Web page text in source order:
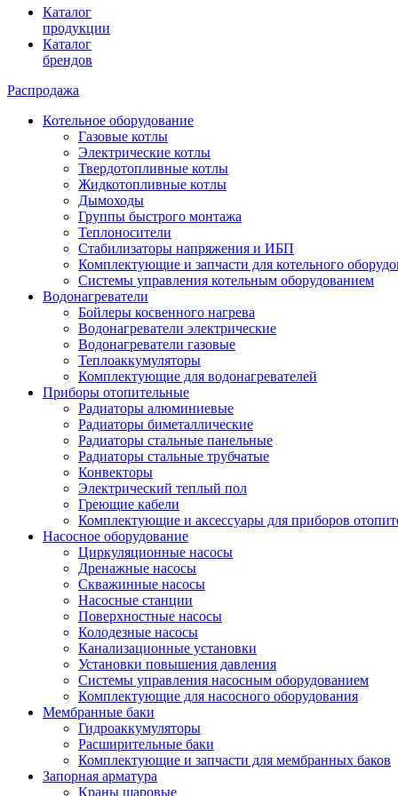
Каталог
продукции
Каталог
брендов
Распродажа
Котельное оборудование
Газовые котлы
Электрические котлы
Твердотопливные котлы
Жидкотопливные котлы
Дымоходы
Группы быстрого монтажа
Теплоносители
Стабилизаторы напряжения и ИБП
Комплектующие и запчасти для котельного
Системы управления котельным оборудованием
Водонагреватели
Бойлеры косвенного нагрева
Водонагреватели электрические
Водонагреватели газовые
Теплоаккумуляторы
Комплектующие для водонагревателей
Приборы отопительные
Радиаторы алюминиевые
Радиаторы биметаллические
Радиаторы стальные панельные
Радиаторы стальные трубчатые
Конвекторы
Электрический теплый пол
Греющие кабели
Комплектующие и аксессуары для приборов
Насосное оборудование
Циркуляционные насосы
Дренажные насосы
Скважинные насосы
Насосные станции
Поверхностные насосы
Колодезные насосы
Канализационные установки
Установки повышения давления
Системы управления насосным оборудованием
Комплектующие для насосного оборудования
Мембранные баки
Гидроаккумуляторы
Расширительные баки
Комплектующие и запчасти для мембранных баков
Запорная арматура
Краны шаровые